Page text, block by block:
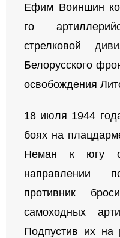
Ефим Воиншин
го
стрелковой
Белорусского
освобождения
18 июля 1944
боях на
Неман к югу
направлении
противник
самоходных
Подпустив их на